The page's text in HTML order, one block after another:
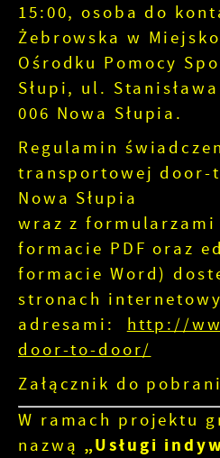
15:00, osoba do
Żebrowska w
Ośrodku Pomocy
Słupi, ul.
006 Nowa Słupia.
Regulamin
transportowej door-
Nowa Słupia
wraz z formularzami
formacie PDF oraz
formacie Word)
stronach
adresami:
http://
door-to-door/
Załącznik do
W ramach projektu
nazwą „Usługi